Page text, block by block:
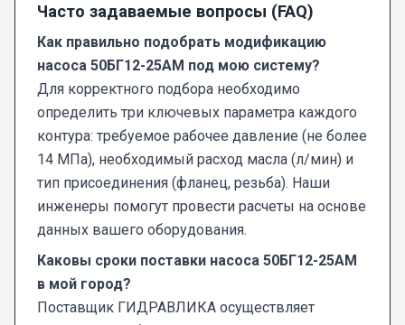
Часто задаваемые вопросы (FAQ)
Как правильно подобрать модификацию
насоса 50БГ12-25АМ под мою систему?
Для корректного подбора необходимо
определить три ключевых параметра каждого
контура: требуемое рабочее давление (не более
14 МПа), необходимый расход масла (л/мин) и
тип присоединения (фланец, резьба). Наши
инженеры помогут провести расчеты на основе
данных вашего оборудования.
Каковы сроки поставки насоса 50БГ12-25АМ
в мой город?
Поставщик ГИДРАВЛИКА осуществляет